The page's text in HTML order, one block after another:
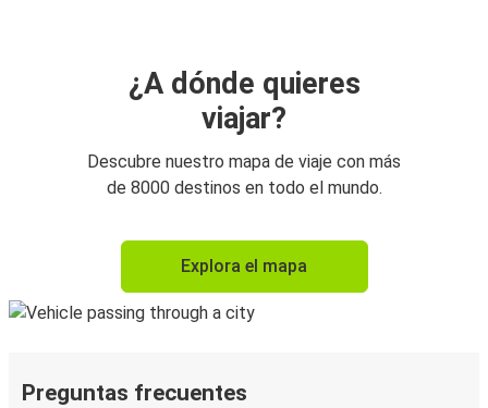
¿A dónde quieres
viajar?
Descubre nuestro mapa de viaje con más
de 8000 destinos en todo el mundo.
Explora el mapa
Preguntas frecuentes